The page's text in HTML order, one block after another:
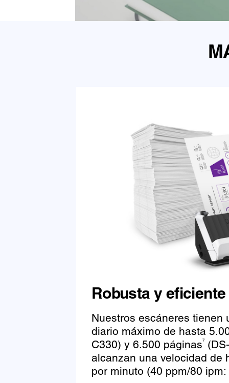
Robusta y eficiente
Nuestros escáneres tienen
diario máximo de hasta
C330) y 6.500 páginas7
alcanzan una velocidad de
por minuto (40 ppm/80